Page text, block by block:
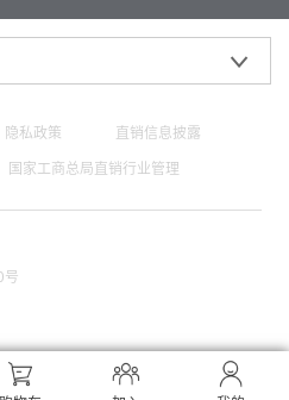
隐私政策 直销信息披露
国家工商总局直销行业管理
号